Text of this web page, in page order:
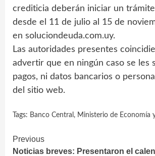
crediticia deberán iniciar un
desde el 11 de julio al 15 de
en soluciondeuda.com.uy.
Las autoridades presentes
advertir que en ningún caso se les
pagos, ni datos bancarios o
del sitio web.
Tags: Banco Central , Ministerio de Economía
Continue
Previous
Noticias breves: Presentaron el